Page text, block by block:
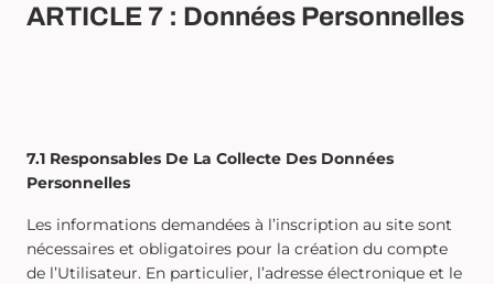
ARTICLE 7 : Données Personnelles
7.1 Responsables De La Collecte Des Données
Personnelles
Les informations demandées à l’inscription au site sont
nécessaires et obligatoires pour la création du compte
de l’Utilisateur. En particulier, l’adresse électronique et le